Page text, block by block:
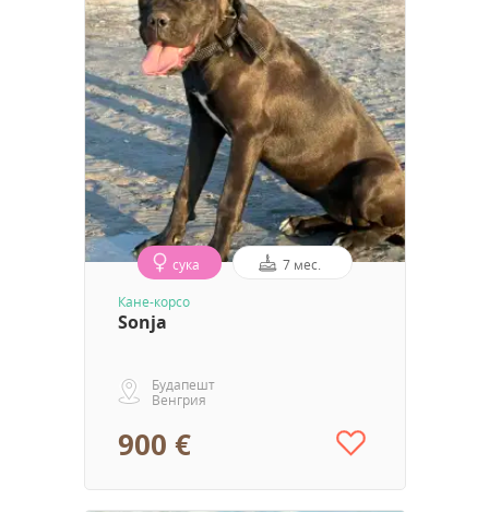
сука 7 мес.
Кане-корсо
Sonja
Будапешт
Венгрия
900 €